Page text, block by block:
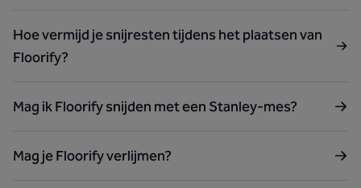
Hoe vermijd je snijresten tijdens het plaatsen van
Floorify?
Mag ik Floorify snijden met een Stanley-mes?
Mag je Floorify verlijmen?